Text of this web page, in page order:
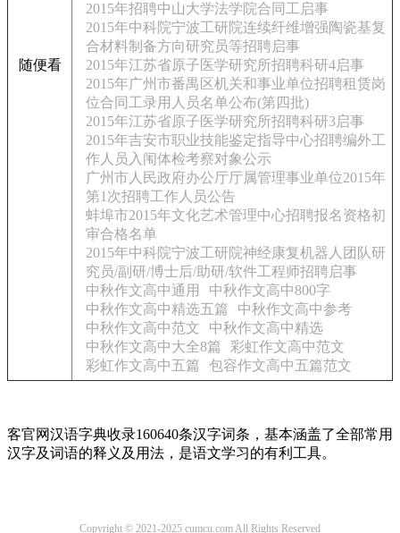
随便看
2015年招聘中山大学法学院合同工启事
2015年中科院宁波工研院连续纤维增强陶瓷基复
合材料制备方向研究员等招聘启事
2015年江苏省原子医学研究所招聘科研4启事
2015年广州市番禺区机关和事业单位招聘租赁岗
位合同工录用人员名单公布(第四批)
2015年江苏省原子医学研究所招聘科研3启事
2015年吉安市职业技能鉴定指导中心招聘编外工
作人员入闱体检考察对象公示
广州市人民政府办公厅厅属管理事业单位2015年
第1次招聘工作人员公告
蚌埠市2015年文化艺术管理中心招聘报名资格初
审合格名单
2015年中科院宁波工研院神经康复机器人团队研
究员/副研/博士后/助研/软件工程师招聘启事
中秋作文高中通用
中秋作文高中800字
中秋作文高中精选五篇
中秋作文高中参考
中秋作文高中范文
中秋作文高中精选
中秋作文高中大全8篇
彩虹作文高中范文
彩虹作文高中五篇
包容作文高中五篇范文
客官网汉语字典收录160640条汉字词条，基本涵盖了全部常用
汉字及词语的释义及用法，是语文学习的有利工具。
Copyright © 2021-2025 cumcu.com All Rights Reserved